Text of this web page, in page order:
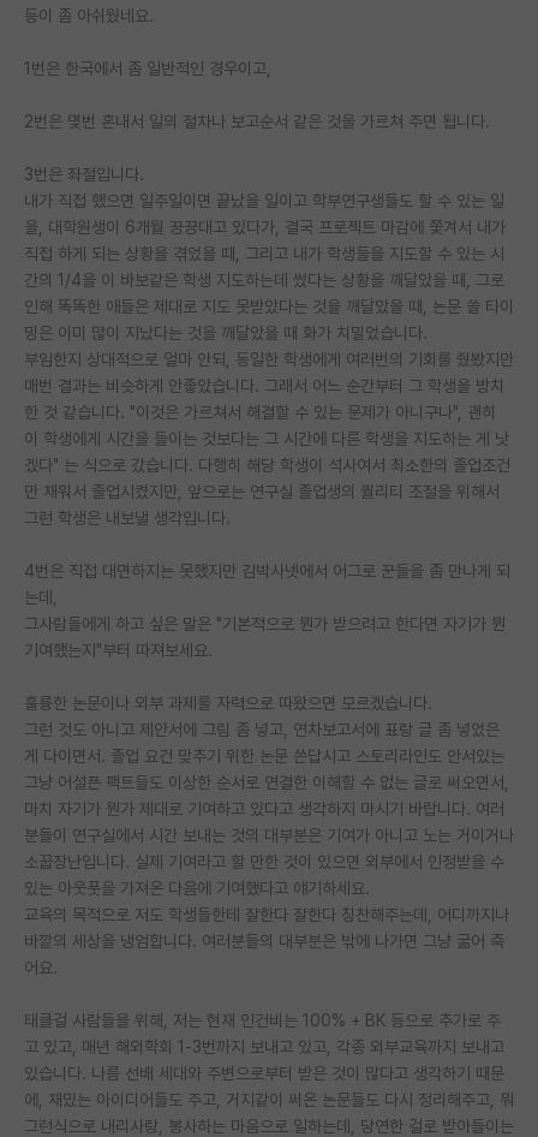
학술 정보 게시판
홍보 게시판
커리어
유학교육
이벤트
반도체 아카데미
재팬라운지 🌸
등이 좀 아쉬웠네요.
1번은 한국에서 좀 일반적인 경우이고,
2번은 몇번 혼내서 일의 절차나 보고순서 같은 것을 가르쳐 주면 됩니다.
3번은 좌절입니다.
내가 직접 했으면 일주일이면 끝났을 일이고 학부연구생들도 할 수 있는 일
을, 대학원생이 6개월 끙끙대고 있다가, 결국 프로젝트 마감에 쫓겨서 내가
직접 하게 되는 상황을 겪었을 때, 그리고 내가 학생들을 지도할 수 있는 시
간의 1/4을 이 바보같은 학생 지도하는데 썼다는 상황을 깨달았을 때, 그로
인해 똑똑한 애들은 제대로 지도 못받았다는 것을 깨달았을 때, 논문 쓸 타이
밍은 이미 많이 지났다는 것을 깨달았을 때 화가 치밀었습니다.
부임한지 상대적으로 얼마 안되, 동일한 학생에게 여러번의 기회를 줬봤지만
매번 결과는 비슷하게 안좋았습니다. 그래서 어느 순간부터 그 학생을 방치
한 것 같습니다. "이것은 가르쳐서 해결할 수 있는 문제가 아니구나", 괜히
이 학생에게 시간을 들이는 것보다는 그 시간에 다른 학생을 지도하는 게 낫
겠다" 는 식으로 갔습니다. 다행히 해당 학생이 석사여서 최소한의 졸업조건
만 채워서 졸업시켰지만, 앞으로는 연구실 졸업생의 퀄리티 조절을 위해서
그런 학생은 내보낼 생각입니다.
4번은 직접 대면하지는 못했지만 김박사넷에서 어그로 꾼들을 좀 만나게 되
는데,
그사람들에게 하고 싶은 말은 "기본적으로 뭔가 받으려고 한다면 자기가 뭔
기여했는지"부터 따져보세요.
훌륭한 논문이나 외부 과제를 자력으로 따왔으면 모르겠습니다.
그런 것도 아니고 제안서에 그림 좀 넣고, 연차보고서에 표랑 글 좀 넣었은
게 다이면서. 졸업 요건 맞추기 위한 논문 쓴답시고 스토리라인도 안서있는
그냥 어설픈 팩트들도 이상한 순서로 연결한 이해할 수 없는 글로 써오면서,
마치 자기가 뭔가 제대로 기여하고 있다고 생각하지 마시기 바랍니다. 여러
분들이 연구실에서 시간 보내는 것의 대부분은 기여가 아니고 노는 거이거나
소꿉장난입니다. 실제 기여라고 할 만한 것이 있으면 외부에서 인정받을 수
있는 아웃풋을 가져온 다음에 기여했다고 얘기하세요.
교육의 목적으로 저도 학생들한테 잘한다 잘한다 칭찬해주는데, 어디까지나
바깥의 세상을 냉엄합니다. 여러분들의 대부분은 밖에 나가면 그냥 굶어 죽
어요.
태클걸 사람들을 위해, 저는 현재 인건비는 100% + BK 등으로 추가로 주
고 있고, 매년 해외학회 1-3번까지 보내고 있고, 각종 외부교육까지 보내고
있습니다. 나름 선배 세대와 주변으로부터 받은 것이 많다고 생각하기 때문
에, 재밌는 아이디어들도 주고, 거지같이 써온 논문들도 다시 정리해주고, 뭐
그런식으로 내리사랑, 봉사하는 마음으로 일하는데, 당연한 걸로 받아들이는